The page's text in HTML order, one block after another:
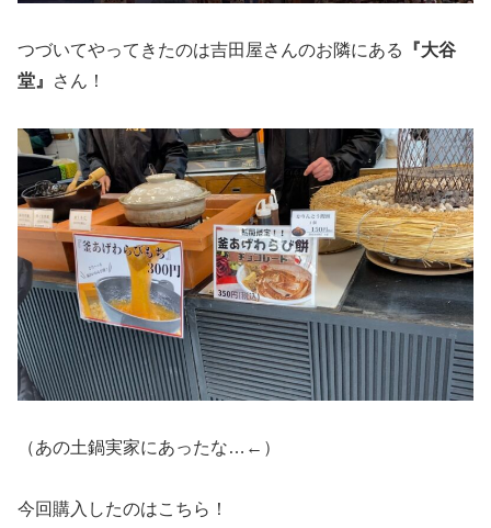
つづいてやってきたのは吉田屋さんのお隣にある
『大谷
堂』
さん！
（あの土鍋実家にあったな…←）
今回購入したのはこちら！